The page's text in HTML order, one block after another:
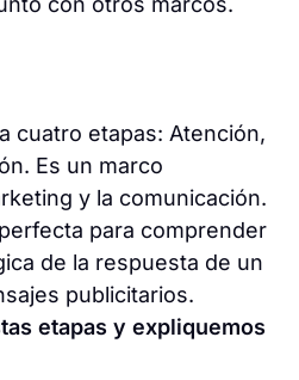
cuatro etapas: Atención,
Es un marco
y la comunicación.
para comprender
de la respuesta de un
publicitarios.
etapas y expliquemos